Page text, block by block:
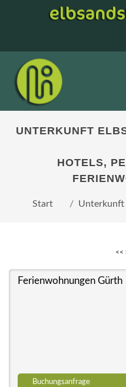
UNTERKUNFT
HOTELS,
Start Unterkunft
<<
Ferienwohnungen Gürth
Buchungsanfrage